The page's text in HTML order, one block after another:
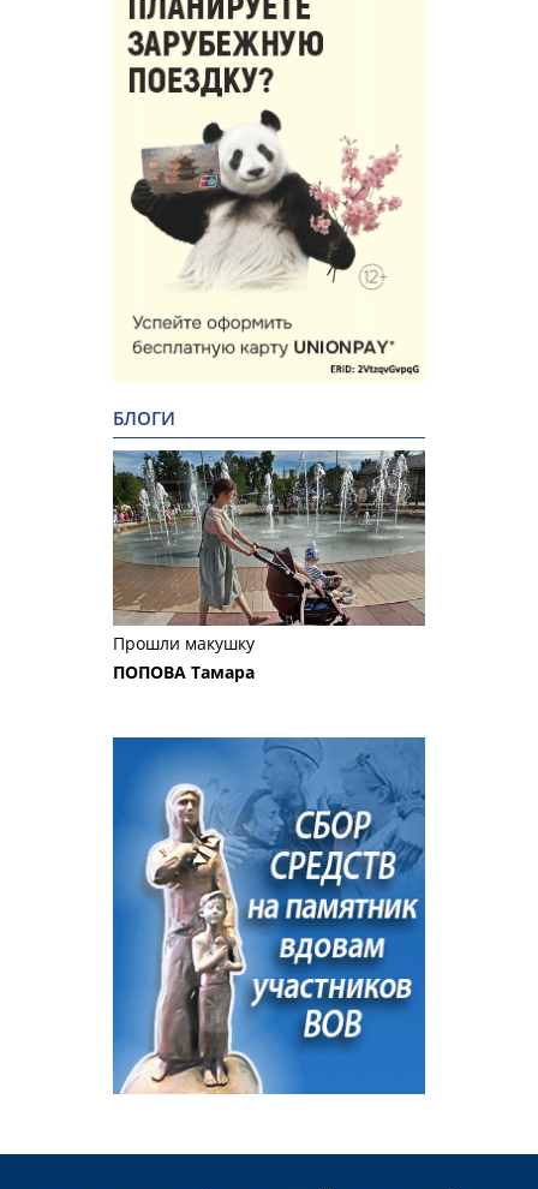
БЛОГИ
Прошли макушку
ПОПОВА Тамара